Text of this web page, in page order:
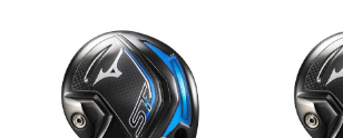
柔道